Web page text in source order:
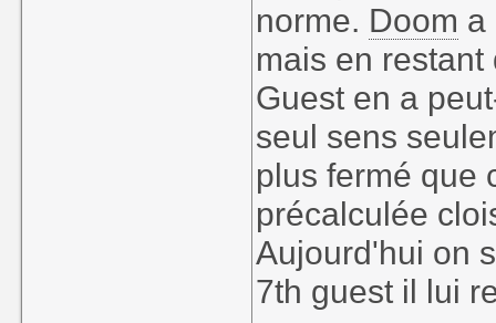
norme. Doom a
mais en
Guest en a
seul sens
plus fermé que
précalculée
Aujourd'hui on
7th guest il lui